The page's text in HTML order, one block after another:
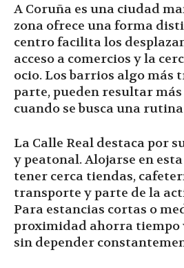
A Coruña es una ciudad
zona ofrece una forma
centro facilita los
acceso a comercios y la
ocio. Los barrios algo más
parte, pueden resultar más
cuando se busca una
La Calle Real destaca por
y peatonal. Alojarse en
tener cerca tiendas,
transporte y parte de la
Para estancias cortas o
proximidad ahorra tiempo
sin depender